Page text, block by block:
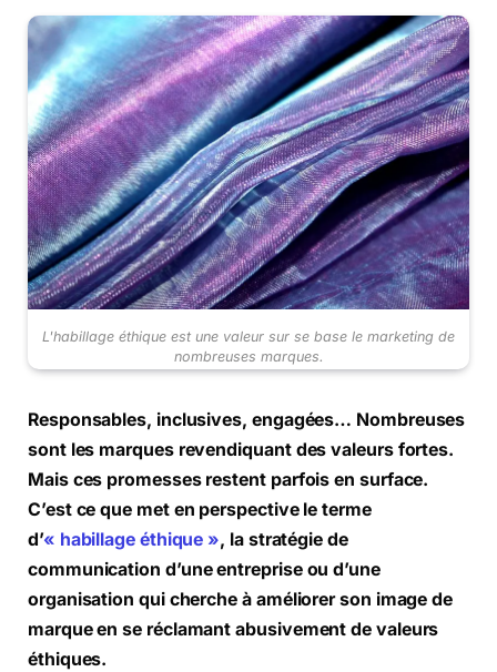
L'habillage éthique est une valeur sur se base le marketing de
nombreuses marques.
Responsables, inclusives, engagées… Nombreuses
sont les marques revendiquant des valeurs fortes.
Mais ces promesses restent parfois en surface.
C’est ce que met en perspective le terme
d’« habillage éthique », la stratégie de
communication d’une entreprise ou d’une
organisation qui cherche à améliorer son image de
marque en se réclamant abusivement de valeurs
éthiques.